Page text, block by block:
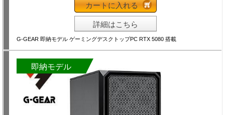
カートに入れる
詳細はこちら
G-GEAR 即納モデル ゲーミングデスクトップPC RTX 5080 搭載
即納モデル